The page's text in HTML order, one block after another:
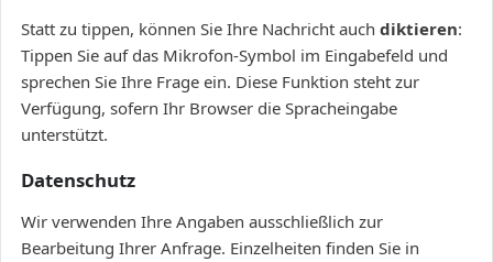
Statt zu tippen, können Sie Ihre Nachricht auch diktieren:
Tippen Sie auf das Mikrofon-Symbol im Eingabefeld und
sprechen Sie Ihre Frage ein. Diese Funktion steht zur
Verfügung, sofern Ihr Browser die Spracheingabe
unterstützt.
Datenschutz
Wir verwenden Ihre Angaben ausschließlich zur
Bearbeitung Ihrer Anfrage. Einzelheiten finden Sie in